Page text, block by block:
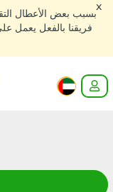
بسبب بعض الأعطال
فريقنا بالفعل يعمل
x